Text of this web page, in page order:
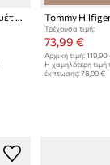
Tommy Hilfiger μοκασίνια Ανδρικά σουέτ TH BOAT SHOE CORE SUEDE
Τρέχουσα τιμή:
73,99 €
Αρχική τιμή: 119,90
Η χαμηλότερη
έκπτωσης: 78,99 €